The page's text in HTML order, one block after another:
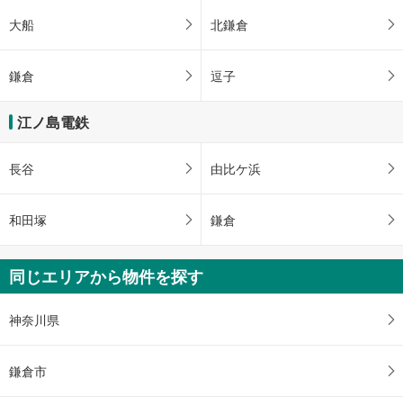
大船 北鎌倉
鎌倉 逗子
江ノ島電鉄
長谷 由比ケ浜
和田塚 鎌倉
同じエリアから物件を探す
神奈川県
鎌倉市